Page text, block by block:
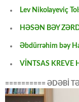
Lev Nikolayeviç
HƏSƏN BƏY
Əbdürrəhim bəy
VİNTSAS KREVE
========== ƏDƏBİ